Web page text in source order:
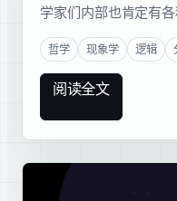
学家们内部也肯定有
哲学 现象学 逻辑
阅读全文